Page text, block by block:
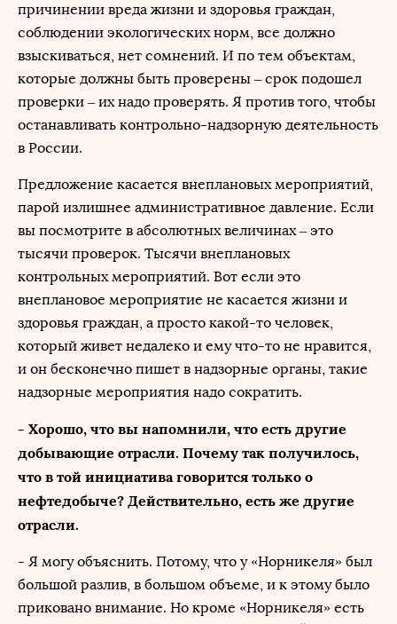
причинении вреда жизни и здоровья граждан,
соблюдении экологических норм, все должно
взыскиваться, нет сомнений. И по тем объектам,
которые должны быть проверены – срок подошел
проверки – их надо проверять. Я против того, чтобы
останавливать контрольно-надзорную деятельность
в России.
Предложение касается внеплановых мероприятий,
парой излишнее административное давление. Если
вы посмотрите в абсолютных величинах – это
тысячи проверок. Тысячи внеплановых
контрольных мероприятий. Вот если это
внеплановое мероприятие не касается жизни и
здоровья граждан, а просто какой-то человек,
который живет недалеко и ему что-то не нравится,
и он бесконечно пишет в надзорные органы, такие
надзорные мероприятия надо сократить.
- Хорошо, что вы напомнили, что есть другие
добывающие отрасли. Почему так получилось,
что в той инициатива говорится только о
нефтедобыче? Действительно, есть же другие
отрасли.
- Я могу объяснить. Потому, что у «Норникеля» был
большой разлив, в большом объеме, и к этому было
приковано внимание. Но кроме «Норникеля» есть